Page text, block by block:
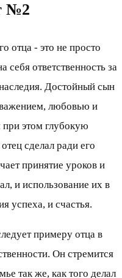
№2
отца - это не просто
себя ответственность за
Достойный сын
любовью и
этом глубокую
сделал ради его
принятие уроков и
и использование их в
успеха, и счастья.
примеру отца в
Он стремится
так же, как того делал